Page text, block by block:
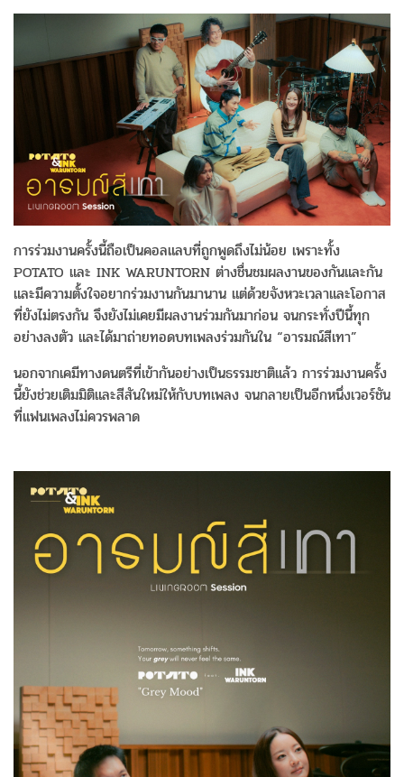
การร่วมงานครั้งนี้ถือเป็นคอลแลบที่ถูกพูดถึงไม่น้อย เพราะทั้ง
POTATO และ INK WARUNTORN ต่างชื่นชมผลงานของกันและกัน
และมีความตั้งใจอยากร่วมงานกันมานาน แต่ด้วยจังหวะเวลาและโอกาส
ที่ยังไม่ตรงกัน จึงยังไม่เคยมีผลงานร่วมกันมาก่อน จนกระทั่งปีนี้ทุก
อย่างลงตัว และได้มาถ่ายทอดบทเพลงร่วมกันใน “อารมณ์สีเทา”
นอกจากเคมีทางดนตรีที่เข้ากันอย่างเป็นธรรมชาติแล้ว การร่วมงานครั้ง
นี้ยังช่วยเติมมิติและสีสันใหม่ให้กับบทเพลง จนกลายเป็นอีกหนึ่งเวอร์ชัน
ที่แฟนเพลงไม่ควรพลาด